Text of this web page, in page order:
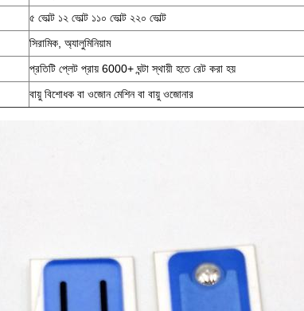
৫ ভোল্ট ১২ ভোল্ট ১১০ ভোল্ট ২২০ ভোল্ট
সিরামিক, অ্যালুমিনিয়াম
প্রতিটি প্লেট প্রায় 6000+ ঘন্টা স্থায়ী হতে রেট করা হয়
বায়ু বিশোধক বা ওজোন মেশিন বা বায়ু ওজোনার